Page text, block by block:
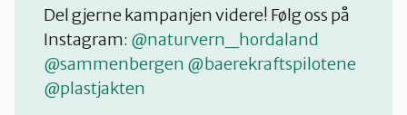
Del gjerne kampanjen videre! Følg oss på
Instagram: @naturvern_hordaland
@sammenbergen @baerekraftspilotene
@plastjakten